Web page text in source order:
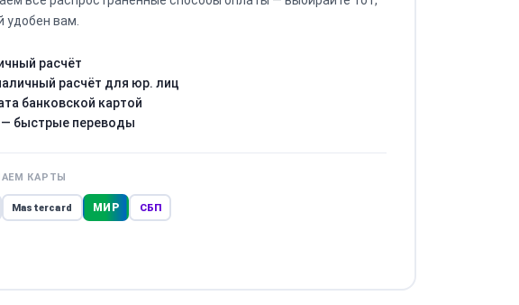
удобен вам.
расчёт
расчёт для юр. лиц
банковской картой
быстрые переводы
КАРТЫ
Mastercard МИР СБП